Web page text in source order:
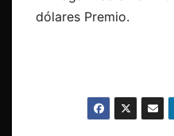
dólares Premio.